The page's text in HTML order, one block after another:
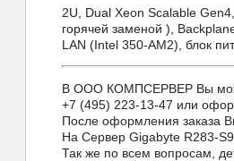
2U, Dual Xeon Scalable
горячей заменой ),
LAN (Intel 350-AM2), блок
В ООО КОМПСЕРВЕР Вы
+7 (495) 223-13-47 или
После оформления заказа
На Сервер Gigabyte R283-
Так же по всем вопросам,